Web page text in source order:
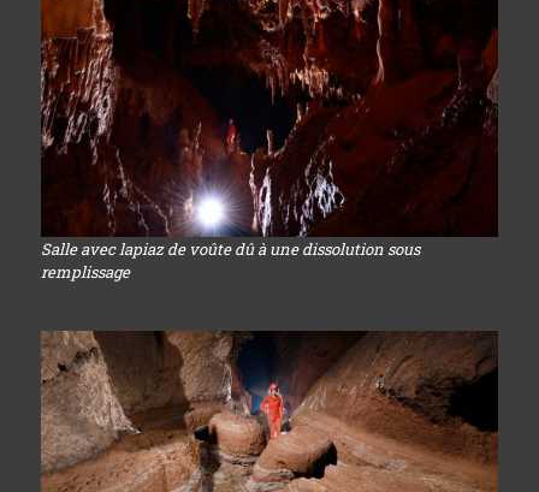
Salle avec lapiaz de voûte dû à une dissolution sous
remplissage